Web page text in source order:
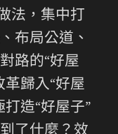
法，集中打
布局公道、
路的“好屋
革歸入“好屋
造“好屋子”